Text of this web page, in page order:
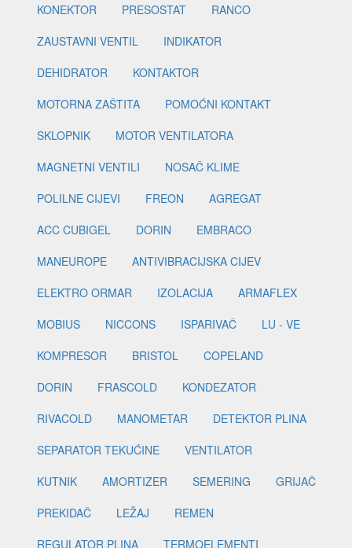
KONEKTOR
PRESOSTAT
RANCO
ZAUSTAVNI VENTIL
INDIKATOR
DEHIDRATOR
KONTAKTOR
MOTORNA ZAŠTITA
POMOĆNI KONTAKT
SKLOPNIK
MOTOR VENTILATORA
MAGNETNI VENTILI
NOSAČ KLIME
POLILNE CIJEVI
FREON
AGREGAT
ACC CUBIGEL
DORIN
EMBRACO
MANEUROPE
ANTIVIBRACIJSKA CIJEV
ELEKTRO ORMAR
IZOLACIJA
ARMAFLEX
MOBIUS
NICCONS ISPARIVAČ
LU - VE
KOMPRESOR
BRISTOL
COPELAND
DORIN
FRASCOLD
KONDEZATOR
RIVACOLD
MANOMETAR
DETEKTOR PLINA
SEPARATOR TEKUĆINE
VENTILATOR
KUTNIK
AMORTIZER SEMERING
GRIJAČ
PREKIDAČ
LEŽAJ
REMEN
REGULATOR PLINA
TERMOELEMENTI